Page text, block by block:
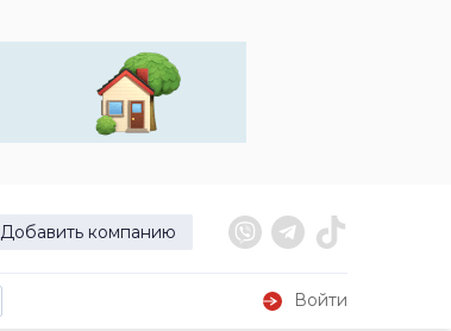
Добавить компанию
Войти